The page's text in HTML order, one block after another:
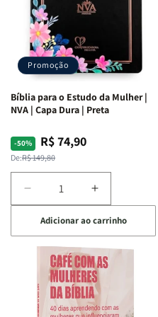
Promoção
Bíblia para o Estudo da Mulher |
NVA | Capa Dura | Preta
-50%
Preço
normal
De:R$ 149,80
Preço
promocional
R$ 74,90
Diminuir
a
quantidade
de
Bíblia
para
Estudo
da
Aumentar
a
quantidade
de
Bíblia
para
o
Estudo
da
Adicionar ao carrinho